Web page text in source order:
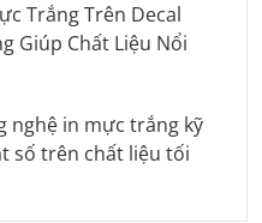
Trắng Trên Decal
Giúp Chất Liệu Nổi
nghệ in mực trắng kỹ
số trên chất liệu tối